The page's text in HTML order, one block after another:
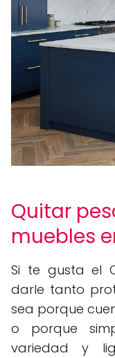
Quitar
muebles
Si te gusta el
darle tanto
sea porque
o porque
variedad y